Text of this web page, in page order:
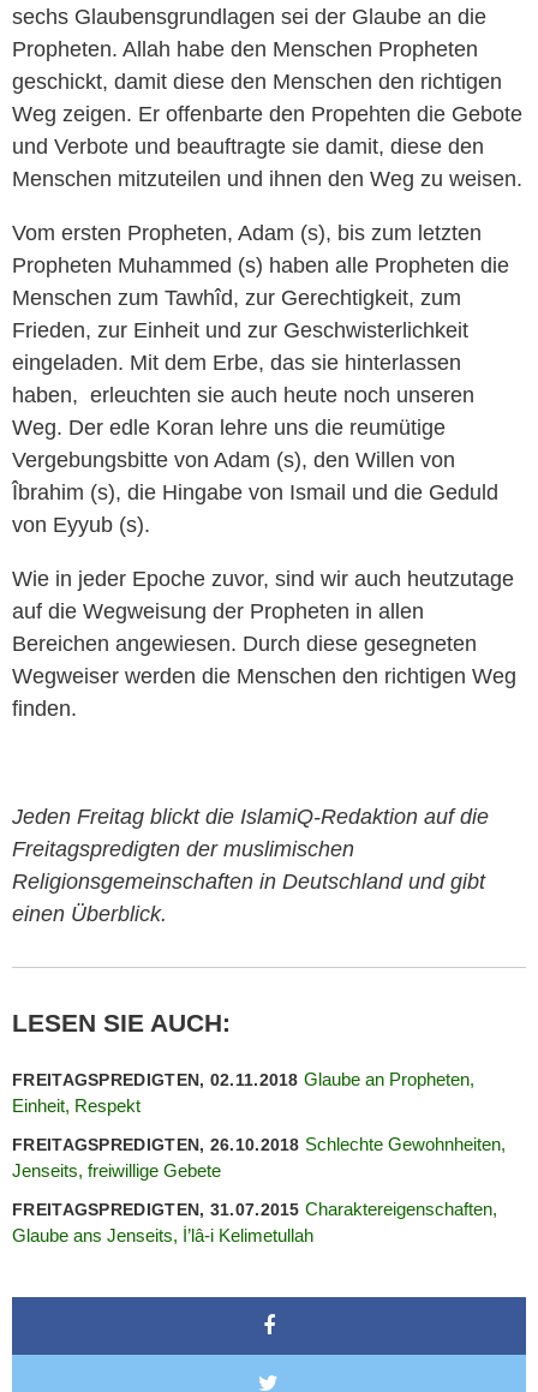
sechs Glaubensgrundlagen sei der Glaube ‎an die
Propheten. Allah habe den ‎Menschen Propheten
geschickt, damit diese den ‎Menschen den richtigen
Weg zeigen. Er offenbarte ‎den Propehten die Gebote
und Verbote und ‎beauftragte sie damit, diese den
Menschen ‎mitzuteilen und ihnen den Weg zu weisen.
Vom ersten Propheten, Adam (s), bis zum letzten
‎Propheten Muhammed (s) haben alle Propheten die
‎Menschen zum Tawhîd, zur Gerechtigkeit, zum
‎Frieden, zur Einheit und zur Geschwisterlichkeit
‎eingeladen. Mit dem Erbe, das sie hinterlassen
haben, ‎erleuchten sie auch heute noch unseren
Weg. Der ‎edle Koran lehre uns die reumütige
‎Vergebungsbitte von Adam (s), den Willen von
‎Îbrahim (s), die Hingabe von Ismail und die ‎Geduld
von Eyyub (s).‎
Wie in jeder Epoche zuvor, sind wir auch ‎heutzutage
auf die Wegweisung der Propheten in ‎allen
Bereichen angewiesen. Durch ‎diese gesegneten
Wegweiser werden die ‎Menschen den richtigen Weg
finden.
Jeden Freitag blickt die IslamiQ-Redaktion auf die
Freitagspredigten der muslimischen
Religionsgemeinschaften in Deutschland und gibt
einen Überblick.
LESEN SIE AUCH:
FREITAGSPREDIGTEN, 02.11.2018 Glaube an Propheten,
Einheit, Respekt
FREITAGSPREDIGTEN, 26.10.2018 Schlechte Gewohnheiten,
Jenseits, freiwillige Gebete
FREITAGSPREDIGTEN, 31.07.2015 Charaktereigenschaften,
Glaube ans Jenseits, İ’lâ-i Kelimetullah